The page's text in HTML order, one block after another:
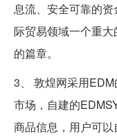
息流、安全可靠的
际贸易领域一个重
的篇章。
3、 敦煌网采用
市场，自建的
商品信息，用户可